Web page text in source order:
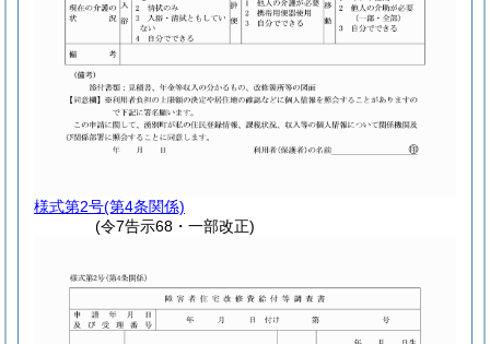
様式第2号(第4条関係)
(令7告示68・一部改正)